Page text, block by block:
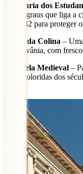
Escadaria dos
175 degraus que liga a
em 1642 para proteger
Igreja da Colina –
Transilvânia, com
Cidadela Medieval –
casas coloridas dos